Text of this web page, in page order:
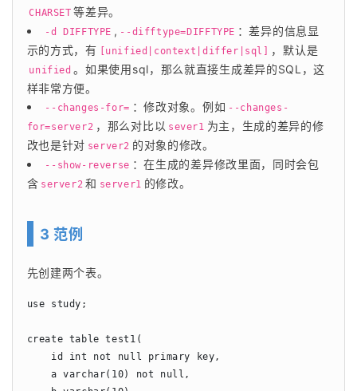
CHARSET 等差异。
-d DIFFTYPE , --difftype=DIFFTYPE ：差异的信息显
示的方式，有 [unified|context|differ|sql] ，默认是
unified 。如果使用sql，那么就直接生成差异的SQL，这
样非常方便。
--changes-for= ：修改对象。例如 --changes-
for=server2 ，那么对比以 sever1 为主，生成的差异的修
改也是针对 server2 的对象的修改。
--show-reverse ：在生成的差异修改里面，同时会包
含 server2 和 server1 的修改。
3 范例
先创建两个表。
use study;
create table test1(
    id int not null primary key,
    a varchar(10) not null,